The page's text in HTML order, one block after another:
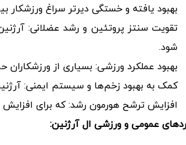
بهبود یافته و خستگی دیرتر سراغ ورزشکار
تقویت سنتز پروتئین و رشد عضلانی:
شود.
بهبود عملکرد ورزشی: بسیاری از
کمک به بهبود زخم‌ها و سیستم ایمنی:
افزایش ترشح هورمون رشد: که برای
عمومی و ورزشی ال آرژنین: